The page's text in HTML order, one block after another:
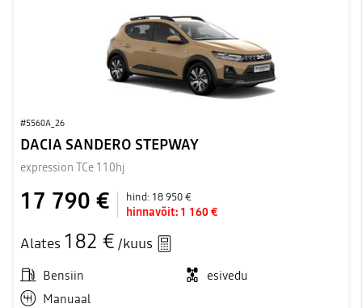
#5560A_26
DACIA SANDERO STEPWAY
expression TCe 110hj
17 790 € hind: 18 950 €
hinnavõit: 1 160 €
Alates 182 € /kuus
Bensiin
esivedu
Manuaal